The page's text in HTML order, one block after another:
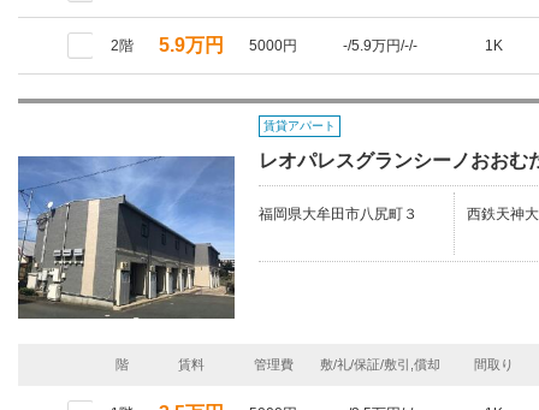
2階 5.9万円 5000円 -/5.9万円/-/- 1K
賃貸アパート
レオパレスグランシーノおおむ
福岡県大牟田市八尻町３ 西鉄天神
階 賃料 管理費 敷/礼/保証/敷引,償却 間取り